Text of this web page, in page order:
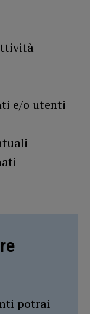
e/o utenti
potrai